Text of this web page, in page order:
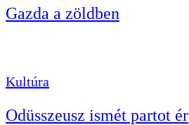
Gazda a zöldben
Kultúra
Odüsszeusz ismét partot ér